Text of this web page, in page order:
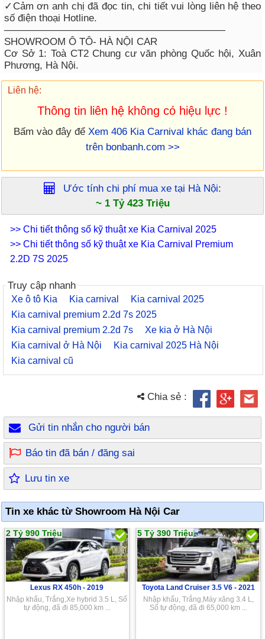
✓Cảm ơn anh chị đã đọc tin, chi tiết vui lòng liên hệ theo
số điện thoại Hotline.
——————————————————————
SHOWROOM Ô TÔ- HÀ NỘI CAR
Cơ Sở 1: Toà CT2 Chung cư văn phòng Quốc hội, Xuân
Phương, Hà Nội.
Liên hệ:
Thông tin liên hệ không có hiệu lực !
Bấm vào đây để Xem 406 Kia Carnival khác đang bán
trên bonbanh.com >>
Ước tính chi phí mua xe tại Hà Nội:
~ 1 Tỷ 423 Triệu
>> Chi tiết thông số kỹ thuật xe Kia Carnival 2025
>> Chi tiết thông số kỹ thuật xe Kia Carnival Premium
2.2D 7S 2025
Truy cập nhanh
Xe ô tô Kia Kia carnival
Kia carnival 2025
Kia carnival premium 2.2d 7s 2025
Kia carnival premium 2.2d 7s
Xe kia ở Hà Nội
Kia carnival ở Hà Nội
Kia carnival 2025 Hà Nội
Kia carnival cũ
Chia sẻ :
Gửi tin nhắn cho người bán
Báo tin đã bán / đăng sai
Lưu tin xe
Tin xe khác từ Showroom Hà Nội Car
2 Tỷ 990 Triệu
Lexus RX 450h - 2019
Nhập khẩu, Trắng,Xe hybrid 3.5 L, Số
tự động, đã đi 85,000 km ...
5 Tỷ 390 Triệu
Toyota Land Cruiser 3.5 V6 - 2021
Nhập khẩu, Trắng,Máy xăng 3.4 L,
Số tự động, đã đi 65,000 km ...